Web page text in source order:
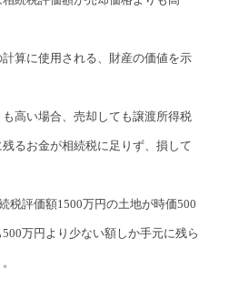
算に使用される、財産の価値を示
高い場合、売却しても譲渡所得税
るお金が相続税に足りず、損して
税評価額1500万円の土地が時価500
万円より少ない額しか手元に残ら